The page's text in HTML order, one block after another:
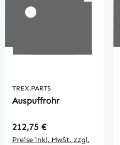
TREX.PARTS
Auspuffrohr
Regulärer Preis:
212,75 €
Preise inkl. MwSt. zzgl.